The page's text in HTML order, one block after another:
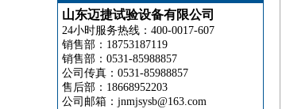
山东迈捷试验设备有限公司
24小时服务热线：400-0017-607
销售部：18753187119
销售部：0531-85988857
公司传真：0531-85988857
售后部：18668952203
公司邮箱：jnmjsysb@163.com